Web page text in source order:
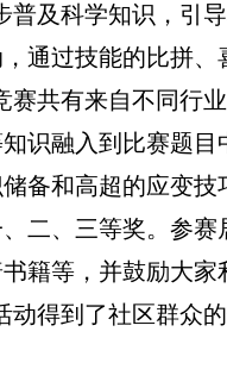
普及科学知识，引
通过技能的比拼、
赛共有来自不同行
识融入到比赛题
备和高超的应变
二、三等奖。参
籍等，并鼓励大家
动得到了社区群众